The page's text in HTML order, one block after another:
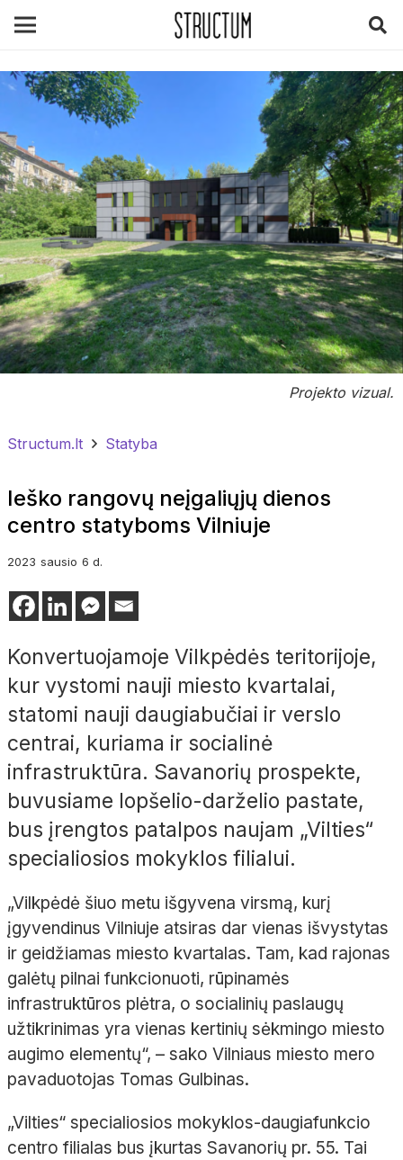
Projekto vizual.
Structum.lt Statyba
Ieško rangovų neįgaliųjų dienos
centro statyboms Vilniuje
2023 sausio 6 d.
Konvertuojamoje Vilkpėdės teritorijoje,
kur vystomi nauji miesto kvartalai,
statomi nauji daugiabučiai ir verslo
centrai, kuriama ir socialinė
infrastruktūra. Savanorių prospekte,
buvusiame lopšelio-darželio pastate,
bus įrengtos patalpos naujam „Vilties“
specialiosios mokyklos filialui.
„Vilkpėdė šiuo metu išgyvena virsmą, kurį
įgyvendinus Vilniuje atsiras dar vienas išvystytas
ir geidžiamas miesto kvartalas. Tam, kad rajonas
galėtų pilnai funkcionuoti, rūpinamės
infrastruktūros plėtra, o socialinių paslaugų
užtikrinimas yra vienas kertinių sėkmingo miesto
augimo elementų“, – sako Vilniaus miesto mero
pavaduotojas Tomas Gulbinas.
„Vilties“ specialiosios mokyklos-daugiafunkcio
centro filialas bus įkurtas Savanorių pr. 55. Tai